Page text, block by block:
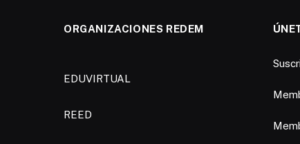
ORGANIZACIONES REDEM
EDUVIRTUAL
REED